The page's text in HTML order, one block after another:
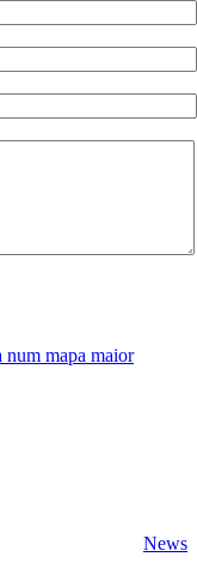
mapa maior
News